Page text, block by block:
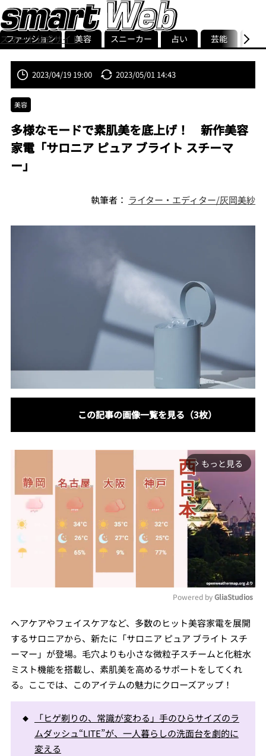
スマート公式サイト
smart最新号
記事一覧ランキング
ストリ
ファッション 美容 スニーカー 占い 芸能 グル
2023/04/19 19:00 2023/05/01 14:43
美容
多様なモードで素肌美を底上げ！ 新作美容
家電「サロニア ピュア ブライト スチーマ
ー」
執筆者： ライター・エディター/灰岡美紗
この記事の画像一覧を見る（3枚）
arrow_forward_ios もっと見る
Mute
Powered by GliaStudios
ヘアケアやフェイスケアなど、多数のヒット美容家電を展開
するサロニアから、新たに「サロニア ピュア ブライト スチ
ーマー」が登場。毛穴よりも小さな微粒子スチームと化粧水
ミスト機能を搭載し、素肌美を高めるサポートをしてくれ
る。ここでは、このアイテムの魅力にクローズアップ！
「ヒゲ剃りの、常識が変わる」手のひらサイズのラ
ムダッシュ“LITE”が、一人暮らしの洗面台を劇的に
変える